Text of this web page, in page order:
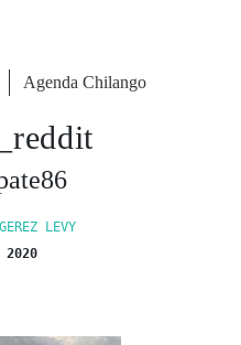
Agenda Chilango
LEVY
2020